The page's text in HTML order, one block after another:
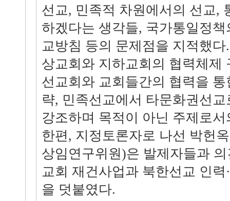
선교, 민족적 차원에서의 선교,
하겠다는 생각들, 국가통일정
교방침 등의 문제점을 지적했
상교회와 지하교회의 협력체제
선교회와 교회들간의 협력을
략, 민족선교에서 타문화권선
강조하며 목적이 아닌 주제로
한편, 지정토론자로 나선 박헌
상임연구위원)은 발제자들과
교회 재건사업과 북한선교 인력
을 덧붙였다.